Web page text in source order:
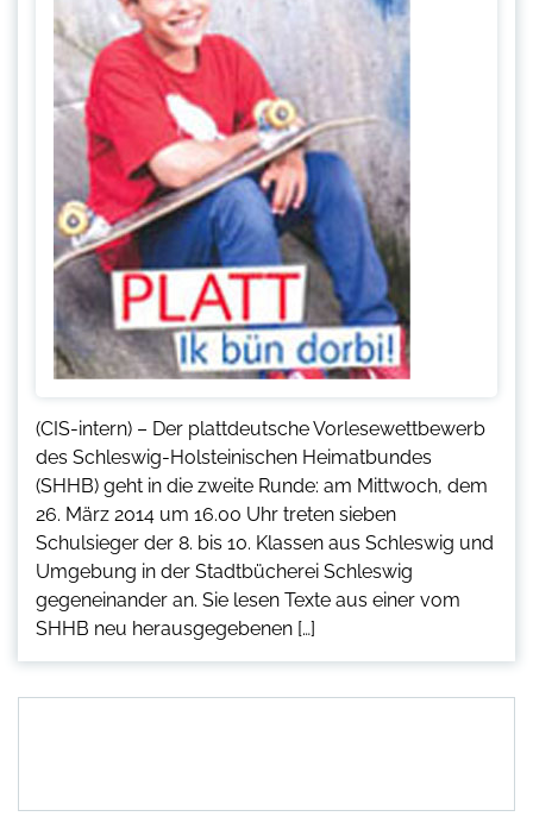
(CIS-intern) – Der plattdeutsche Vorlesewettbewerb
des Schleswig-Holsteinischen Heimatbundes
(SHHB) geht in die zweite Runde: am Mittwoch, dem
26. März 2014 um 16.00 Uhr treten sieben
Schulsieger der 8. bis 10. Klassen aus Schleswig und
Umgebung in der Stadtbücherei Schleswig
gegeneinander an. Sie lesen Texte aus einer vom
SHHB neu herausgegebenen […]